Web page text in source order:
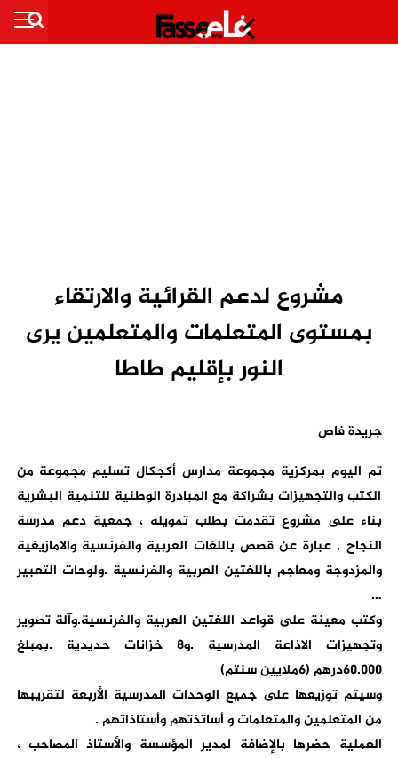
مشروع لدعم القرائية والارتقاء
بمستوى المتعلمات والمتعلمين يرى
النور بإقليم طاطا
جريدة فاص
تم اليوم بمركزية مجموعة مدارس أكجكال تسليم مجموعة من
الكتب والتجهيزات بشراكة مع المبادرة الوطنية للتنمية البشرية
بناء على مشروع تقدمت بطلب تمويله ، جمعية دعم مدرسة
النجاح , عبارة عن قصص باللغات العربية والفرنسية والامازيغية
والمزدوجة ومعاجم باللغتين العربية والفرنسية .ولوحات التعبير
…
وكتب معينة على قواعد اللغتين العربية والفرنسية.وآلة تصوير
وتجهيزات الاذاعة المدرسية .و8 خزانات حديدية .بمبلغ
60.000درهم (6ملايين سنتم)
وسيتم توزيعها على جميع الوحدات المدرسية الأربعة لتقريبها
من المتعلمين والمتعلمات و أساتذتهم وأستاذاتهم .
العملية حضرها بالإضافة لمدير المؤسسة والأستاذ المصاحب ،